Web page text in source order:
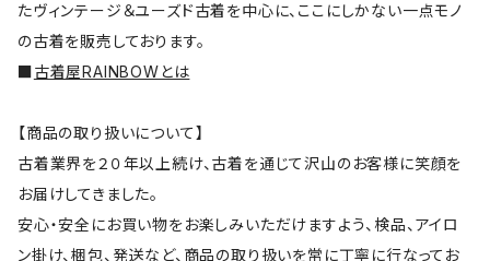
たヴィンテージ＆ユーズド古着を中心に、ここにしかない一点モノ
の古着を販売しております。
■古着屋RAINBOWとは
【商品の取り扱いについて】
古着業界を２０年以上続け、古着を通じて沢山のお客様に笑顔を
お届けしてきました。
安心・安全にお買い物をお楽しみいただけますよう、検品、アイロ
ン掛け、梱包、発送など、商品の取り扱いを常に丁寧に行なってお